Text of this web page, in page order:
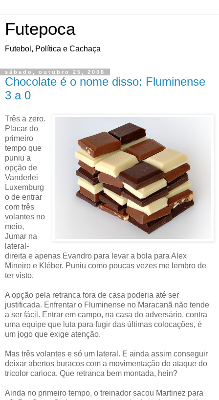
Futepoca
Futebol, Política e Cachaça
sábado, outubro 25, 2008
Chocolate é o nome disso: Fluminense
3 a 0
Três a zero.
Placar do
primeiro
tempo que
puniu a
opção de
Vanderlei
Luxemburg
o de entrar
com três
volantes no
meio,
Jumar na
lateral-
direita e apenas Evandro para levar a bola para Alex
Mineiro e Kléber. Puniu como poucas vezes me lembro de
ter visto.
A opção pela retranca fora de casa poderia até ser
justificada. Enfrentar o Fluminense no Maracanã não tende
a ser fácil. Entrar em campo, na casa do adversário, contra
uma equipe que luta para fugir das últimas colocações, é
um jogo que exige atenção.
Mas três volantes e só um lateral. E ainda assim conseguir
deixar abertos buracos com a movimentação do ataque do
tricolor carioca. Que retranca bem montada, hein?
Ainda no primeiro tempo, o treinador sacou Martinez para